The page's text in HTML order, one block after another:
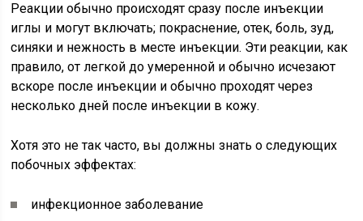
Реакции обычно происходят сразу после инъекции
иглы и могут включать; покраснение, отек, боль, зуд,
синяки и нежность в месте инъекции. Эти реакции, как
правило, от легкой до умеренной и обычно исчезают
вскоре после инъекции и обычно проходят через
несколько дней после инъекции в кожу.
Хотя это не так часто, вы должны знать о следующих
побочных эффектах:
инфекционное заболевание